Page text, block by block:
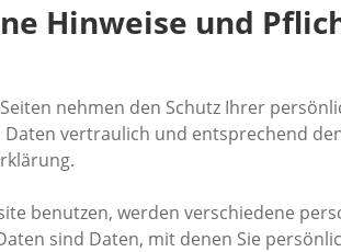
Hinweise und
nehmen den Schutz Ihrer
vertraulich und entsprechend
benutzen, werden verschiedene
sind Daten, mit denen Sie